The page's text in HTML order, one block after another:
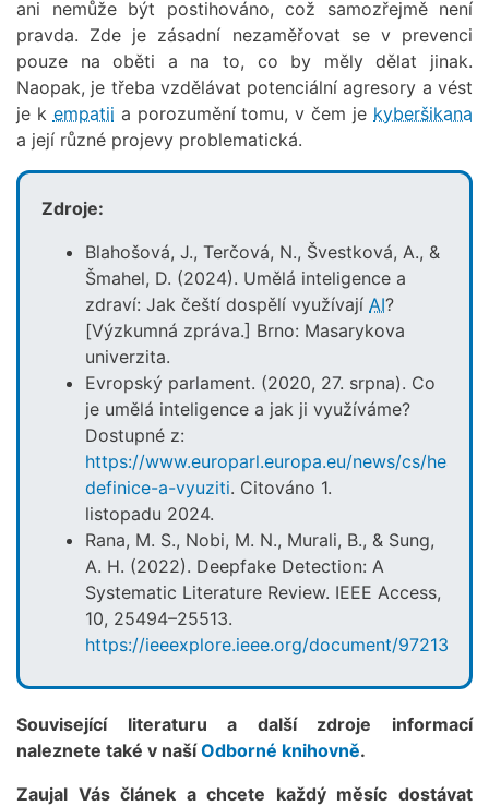
ani nemůže být postihováno, což samozřejmě není
pravda. Zde je zásadní nezaměřovat se v prevenci
pouze na oběti a na to, co by měly dělat jinak.
Naopak, je třeba vzdělávat potenciální agresory a vést
je k empatii a porozumění tomu, v čem je kyberšikana
a její různé projevy problematická.
Zdroje:
Blahošová, J., Terčová, N., Švestková, A., &
Šmahel, D. (2024). Umělá inteligence a
zdraví: Jak čeští dospělí využívají AI?
[Výzkumná zpráva.] Brno: Masarykova
univerzita.
Evropský parlament. (2020, 27. srpna). Co
je umělá inteligence a jak ji využíváme?
Dostupné z:
https://www.europarl.europa.eu/news/cs/
definice-a-vyuziti. Citováno 1.
listopadu 2024.
Rana, M. S., Nobi, M. N., Murali, B., & Sung,
A. H. (2022). Deepfake Detection: A
Systematic Literature Review. IEEE Access,
10, 25494–25513.
https://ieeexplore.ieee.org/document/9721302
Související literaturu a další zdroje informací
naleznete také v našíOdborné knihovně.
Zaujal Vás článek a chcete každý měsíc dostávat